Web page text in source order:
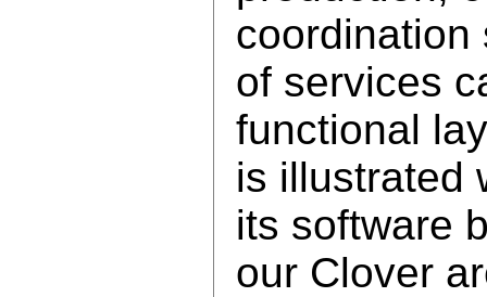
coordination
of services
functional
is illustrated
its software
our Clover